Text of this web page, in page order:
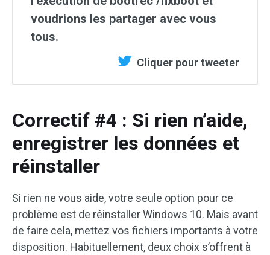
voudrions les partager avec vous
tous.
Cliquer pour tweeter
Correctif #4 : Si rien n’aide,
enregistrer les données et
réinstaller
Si rien ne vous aide, votre seule option pour ce
problème est de réinstaller Windows 10. Mais avant
de faire cela, mettez vos fichiers importants à votre
disposition. Habituellement, deux choix s’offrent à